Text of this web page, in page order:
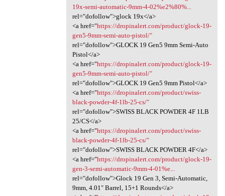
19x-semi-automatic-9mm-4-02%e2%80%...
rel="dofollow">glock 19x</a>
<a href="https://dropinalert.com/product/glock-19-
gen5-9mm-semi-auto-pistol/"
rel="dofollow">GLOCK 19 Gen5 9mm Semi-Auto
Pistol</a>
<a href="https://dropinalert.com/product/glock-19-
gen5-9mm-semi-auto-pistol/"
rel="dofollow">GLOCK 19 Gen5 9mm Pistol</a>
<a href="https://dropinalert.com/product/swiss-
black-powder-4f-1lb-25-cs/"
rel="dofollow">SWISS BLACK POWDER 4F 1LB
25/CS</a>
<a href="https://dropinalert.com/product/swiss-
black-powder-4f-1lb-25-cs/"
rel="dofollow">SWISS BLACK POWDER 4F</a>
<a href="https://dropinalert.com/product/glock-19-
gen-3-semi-automatic-9mm-4-01%e...
rel="dofollow">Glock 19 Gen 3, Semi-Automatic,
9mm, 4.01″ Barrel, 15+1 Rounds</a>